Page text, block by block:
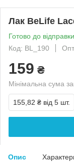
Лак BeLife
Готово до відправки
Код: BL_190
Опт
159 ₴
Мінімальна сума
155,82 ₴ від 5 шт.
Опис